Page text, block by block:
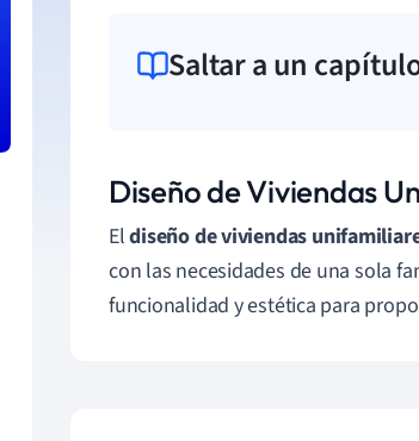
Saltar a un
Diseño de Viviendas
Eldiseño de viviendas
con las necesidades de una sola
funcionalidad y estética para